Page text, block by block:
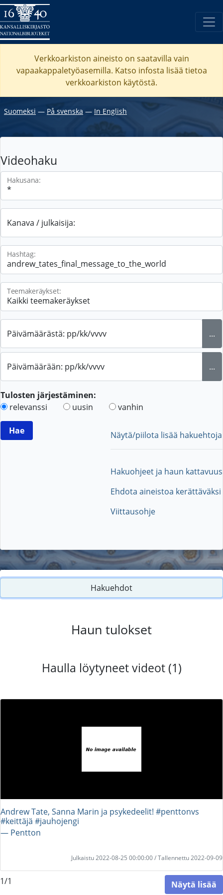
Verkkoarkiston aineisto on saatavilla vain
vapaakappaletyöasemilla. Katso infosta lisää tietoa
verkkoarkiston käytöstä.
Suomeksi ― På svenska ― In English
Videohaku
Hakusana:
Kanava / julkaisija:
Hashtag:
Teemakeräykset:
Päivämäärästä: pp/kk/vvvv ...
Päivämäärään: pp/kk/vvvv ...
Tulosten järjestäminen:
relevanssi
uusin vanhin
Näytä/piilota lisää hakuehtoja
Hakuohjeet ja haun kattavuus
Ehdota aineistoa kerättäväksi
Viittausohje
Hakuehdot
Haun tulokset
Haulla löytyneet videot (1)
Andrew Tate, Sanna Marin ja psykedeelit! #penttonvs
#keittäjä #jauhojengi
― Pentton
Julkaistu 2022-08-25 00:00:00 / Tallennettu 2022-09-09
1/1 Näytä lisää